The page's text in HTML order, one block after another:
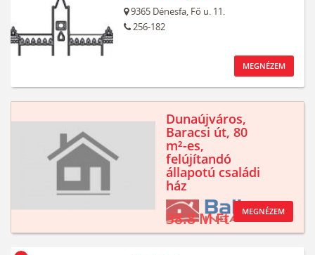
9365 Dénesfa, Fő u. 11.
256-182
MEGNÉZEM
Dunaújváros,
Baracsi út, 80
m²-es,
felújítandó
állapotú családi
ház
38.8 M Ft MEGNÉZEM